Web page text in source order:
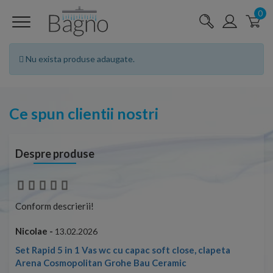
0
Nu exista produse adaugate.
Ce spun clientii nostri
Despre produse
Conform descrierii!
Nicolae - 13.02.2026
Set Rapid 5 in 1 Vas wc cu capac soft close, clapeta
Arena Cosmopolitan Grohe Bau Ceramic